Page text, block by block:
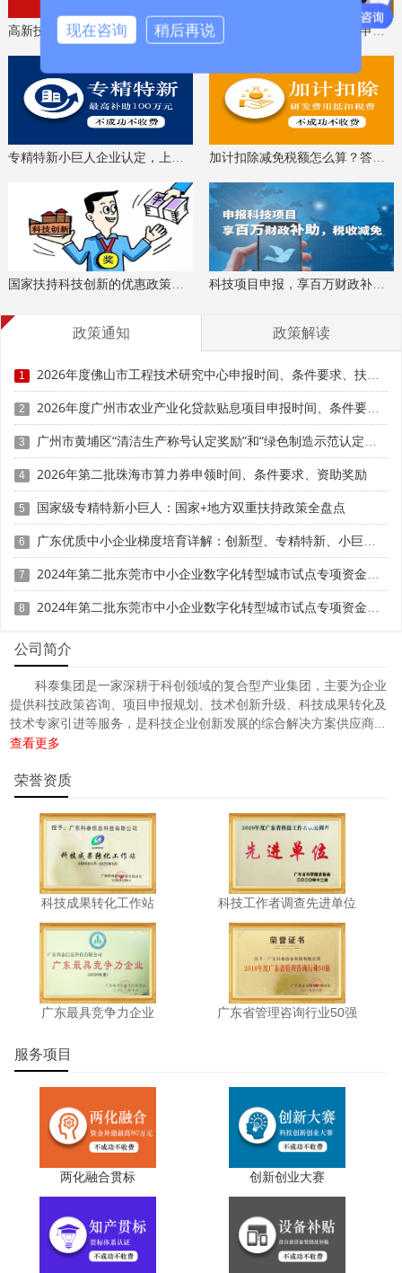
高新技术企业认定，免费评估，通过后再收费 省工程技术研究中心，专业申报、指导培训
加计扣除减免税额怎么算？答疑解惑、咨询培训
国家扶持科技创新的优惠政策，索取资料、解读政策 科技项目申报，享百万财政补贴，减免40%所得税
政策通知 政策解读
1 2026年度佛山市工程技术研究中心申报时间、条件要求、扶持奖励
2 2026年度广州市农业产业化贷款贴息项目申报时间、条件要求、补助奖励
3 广州市黄埔区“清洁生产称号认定奖励”和“绿色制造示范认定奖励”事项兑现申报时间、条件要求、资助标准
4 2026年第二批珠海市算力券申领时间、条件要求、资助奖励
5 国家级专精特新小巨人：国家+地方双重扶持政策全盘点
6 广东优质中小企业梯度培育详解：创新型、专精特新、小巨人三者区别与申报攻略
7 2024年第二批东莞市中小企业数字化转型城市试点专项资金两化融合管理体系贯标项目资助计划
8 2024年第二批东莞市中小企业数字化转型城市试点专项资金两化融合管理体系贯标项目拟资助企业名单的公示
公司简介
科泰集团是一家深耕于科创领域的复合型产业集团，主要为企业
提供科技政策咨询、项目申报规划、技术创新升级、科技成果转化及
技术专家引进等服务，是科技企业创新发展的综合解决方案供应商...
查看更多
荣誉资质
科技成果转化工作站 科技工作者调查先进单位
广东最具竞争力企业 广东省管理咨询行业50强
服务项目
两化融合贯标 创新创业大赛
现在咨询 稍后再说